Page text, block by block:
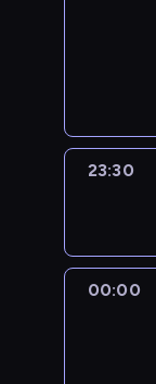
23:30
00:00